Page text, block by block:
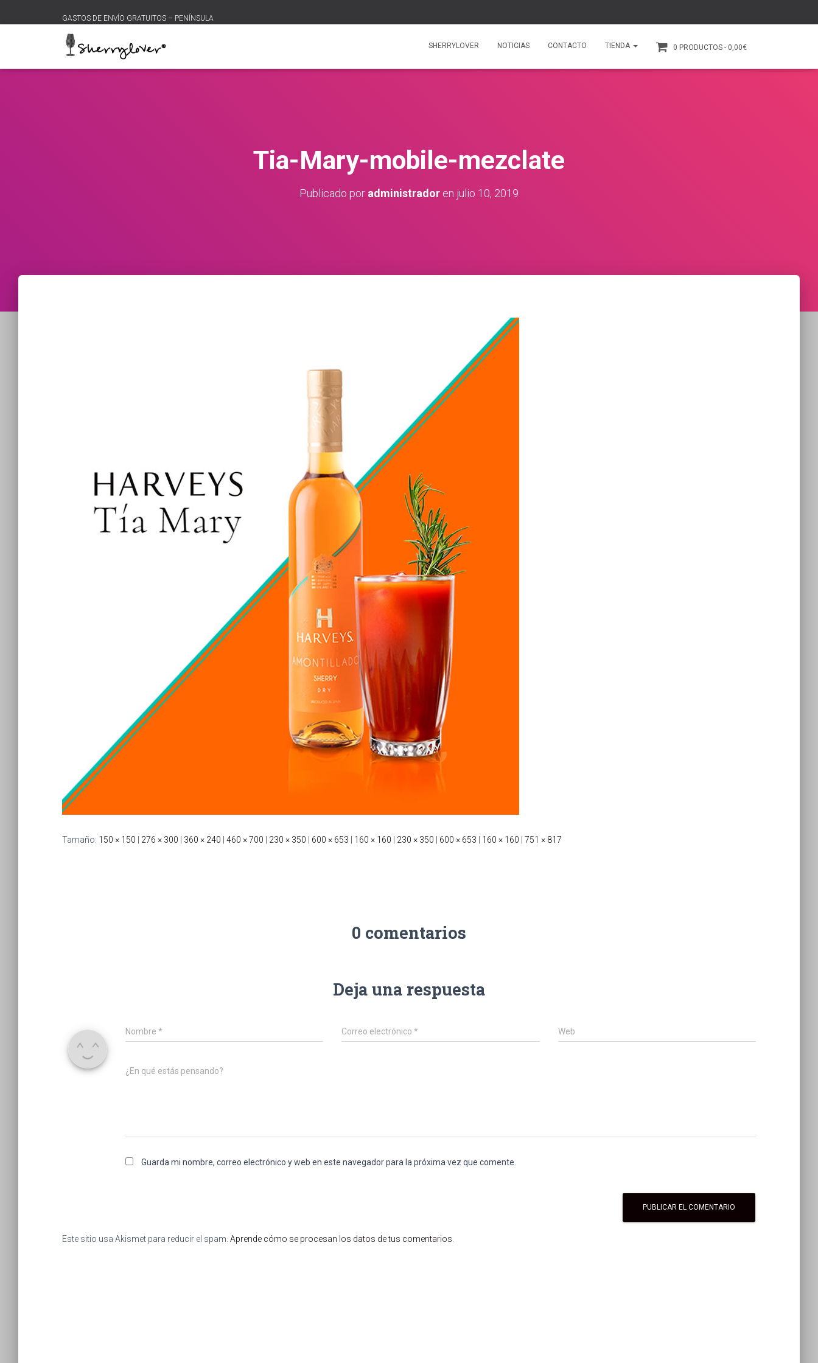
GASTOS DE ENVÍO GRATUITOS – PENÍNSULA
SHERRYLOVER NOTICIAS CONTACTO TIENDA 0 PRODUCTOS 0,00€
Tia-Mary-mobile-mezclate
Publicado por administrador en julio 10, 2019
Tamaño: 150 × 150 276 × 300 360 × 240 460 × 700 230 × 350 600 × 653 160 × 160 230 × 350 600 × 653 160 × 160 751 × 817
0 comentarios
Deja una respuesta
Nombre * Correo electrónico* Web
¿En qué estás pensando?
Guarda mi nombre, correo electrónico y web en este navegador para la próxima vez que comente.
Este sitio usa Akismet para reducir el spam. Aprende cómo se procesan los datos de tus comentarios